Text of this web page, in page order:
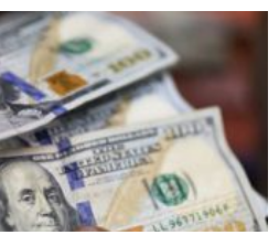
გოგონა გადაარჩინა
12:20 / 04-08-2026
"როცა კანონიკიდან
გამომდინარე, მართებულად
მიგვაჩნია, რომ ადამიანის
გასვენება ტაძრიდან არ მოხდეს,
ეს მგლოვიარეს ისეთი
სიყვარულითა უნდა ავუხსნათ,
რომ შფოთვა არ დაიბადოს" -
დედა სიდონია